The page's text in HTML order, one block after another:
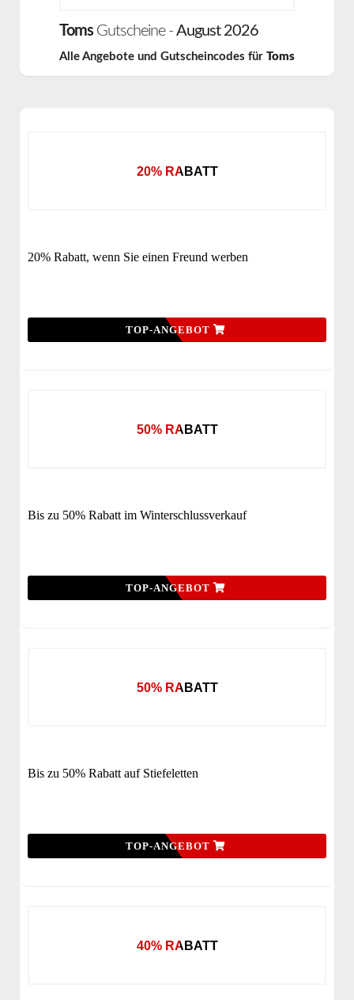
TomsGutscheine - August 2026
Alle Angebote und Gutscheincodes für Toms
20% RABATT
20% Rabatt, wenn Sie einen Freund werben
TOP-ANGEBOT
50% RABATT
Bis zu 50% Rabatt im Winterschlussverkauf
TOP-ANGEBOT
50% RABATT
Bis zu 50% Rabatt auf Stiefeletten
TOP-ANGEBOT
40% RABATT